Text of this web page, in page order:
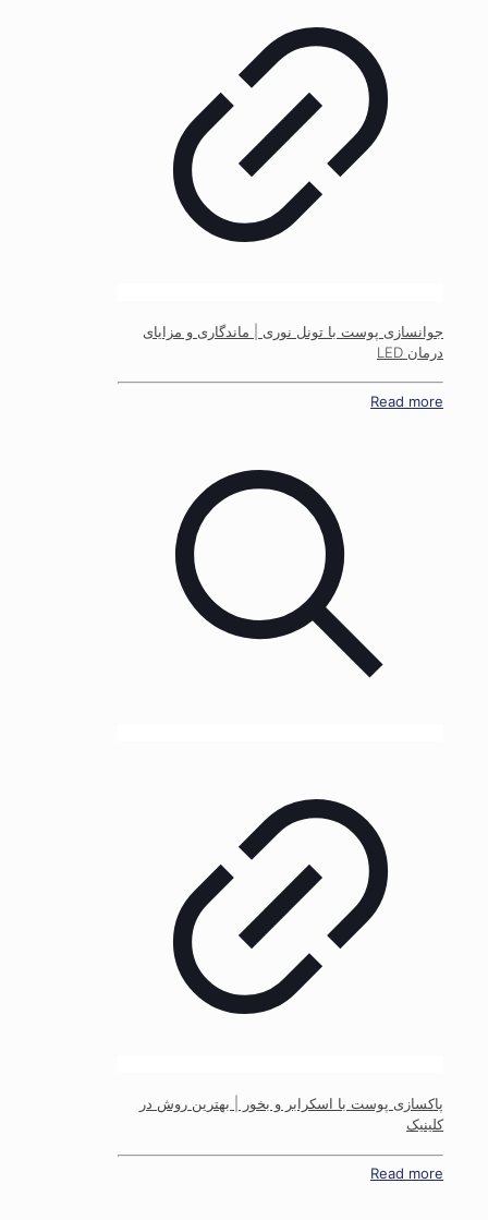
جوانسازی پوست با تونل نوری | ماندگاری و مزایای
درمان LED
Read more
پاکسازی پوست با اسکرابر و بخور | بهترین روش در
کلینیک
Read more